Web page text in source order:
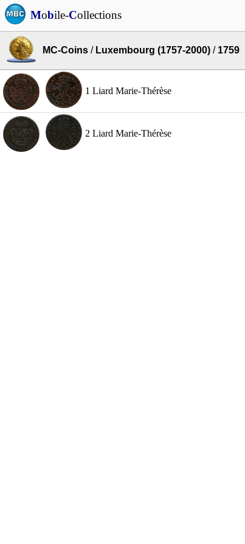
Mobile-Collections
MC-Coins / Luxembourg (1757-2000) / 1759
1 Liard Marie-Thérèse
2 Liard Marie-Thérèse